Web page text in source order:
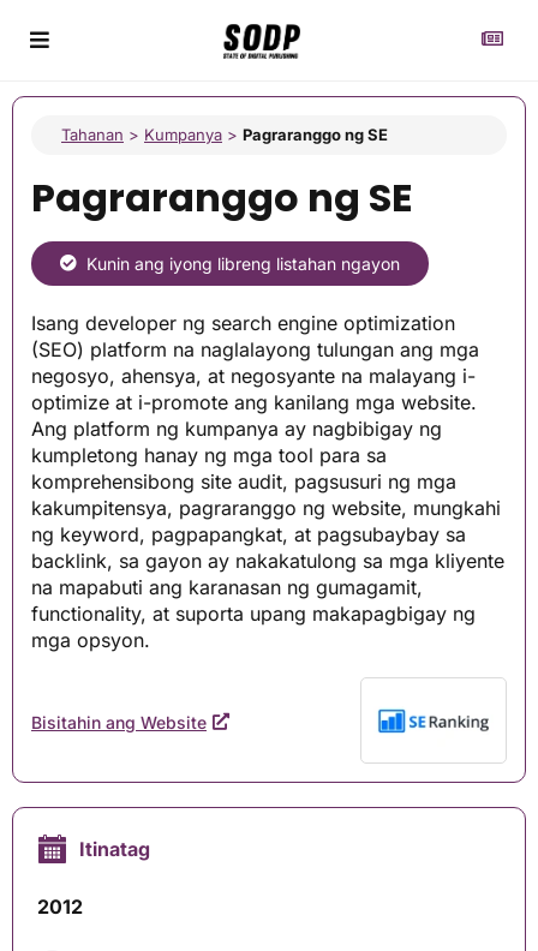
Tahanan > Kumpanya > Pagraranggo ng SE
Pagraranggo ng SE
Kunin ang iyong libreng listahan ngayon
Isang developer ng search engine optimization
(SEO) platform na naglalayong tulungan ang mga
negosyo, ahensya, at negosyante na malayang i-
optimize at i-promote ang kanilang mga website.
Ang platform ng kumpanya ay nagbibigay ng
kumpletong hanay ng mga tool para sa
komprehensibong site audit, pagsusuri ng mga
kakumpitensya, pagraranggo ng website, mungkahi
ng keyword, pagpapangkat, at pagsubaybay sa
backlink, sa gayon ay nakakatulong sa mga kliyente
na mapabuti ang karanasan ng gumagamit,
functionality, at suporta upang makapagbigay ng
mga opsyon.
Bisitahin ang Website
Itinatag
2012